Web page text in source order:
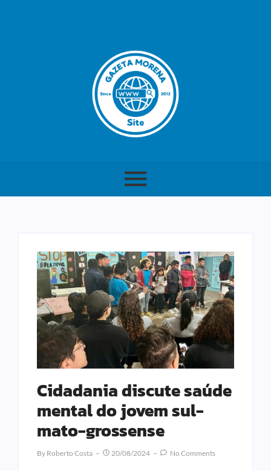
Cidadania discute saúde
mental do jovem sul-
mato-grossense
By Roberto Costa 20/08/2024 No Comments